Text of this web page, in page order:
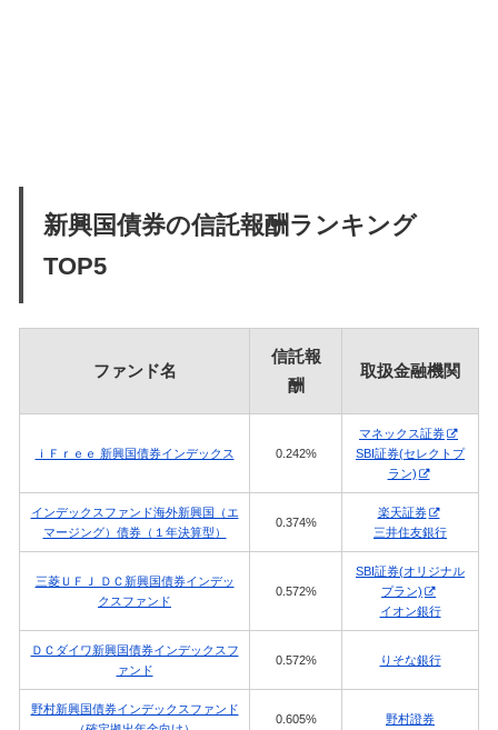
新興国債券の信託報酬ランキング
TOP5
ファンド名
信託報
酬
取扱金融機関
ｉＦｒｅｅ 新興国債券インデックス 0.242%
マネックス証券
SBI証券(セレクトプ
ラン)
インデックスファンド海外新興国（エ
マージング）債券（１年決算型）
0.374%
楽天証券
三井住友銀行
三菱ＵＦＪ ＤＣ新興国債券インデッ
クスファンド
0.572%
SBI証券(オリジナル
プラン)
イオン銀行
ＤＣダイワ新興国債券インデックスフ
ァンド
0.572% りそな銀行
野村新興国債券インデックスファンド
0.605% 野村證券